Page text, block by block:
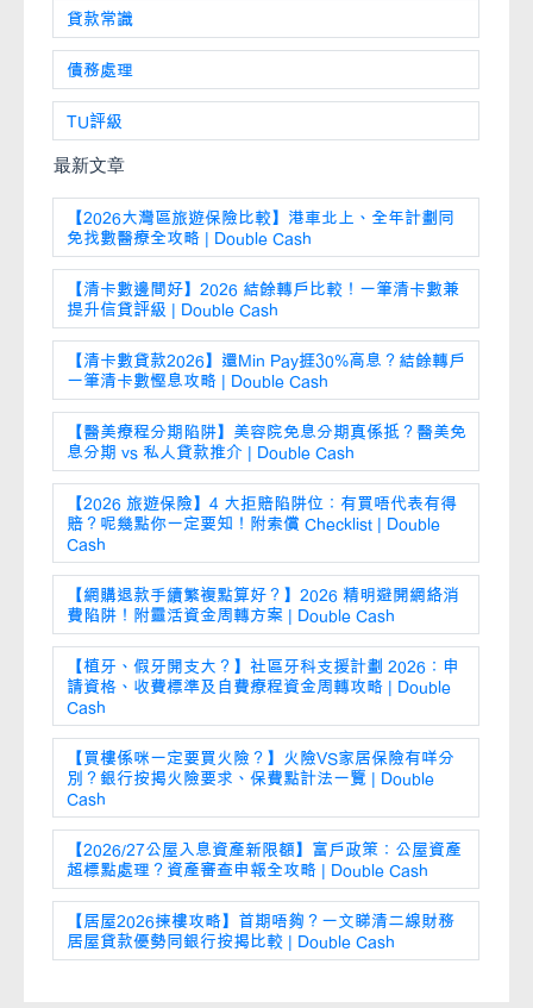
貸款常識
債務處理
TU評級
最新文章
【2026大灣區旅遊保險比較】港車北上、全年計劃同
免找數醫療全攻略 | Double Cash
【清卡數邊間好】2026 結餘轉戶比較！一筆清卡數兼
提升信貸評級 | Double Cash
【清卡數貸款2026】還Min Pay捱30%高息？結餘轉戶
一筆清卡數慳息攻略 | Double Cash
【醫美療程分期陷阱】美容院免息分期真係抵？醫美免
息分期 vs 私人貸款推介 | Double Cash
【2026 旅遊保險】4 大拒賠陷阱位：有買唔代表有得
賠？呢幾點你一定要知！附索償 Checklist | Double
Cash
【網購退款手續繁複點算好？】2026 精明避開網絡消
費陷阱！附靈活資金周轉方案 | Double Cash
【植牙、假牙開支大？】社區牙科支援計劃 2026：申
請資格、收費標準及自費療程資金周轉攻略 | Double
Cash
【買樓係咪一定要買火險？】火險VS家居保險有咩分
別？銀行按揭火險要求、保費點計法一覽 | Double
Cash
【2026/27公屋入息資產新限額】富戶政策：公屋資產
超標點處理？資產審查申報全攻略 | Double Cash
【居屋2026揀樓攻略】首期唔夠？一文睇清二線財務
居屋貸款優勢同銀行按揭比較 | Double Cash